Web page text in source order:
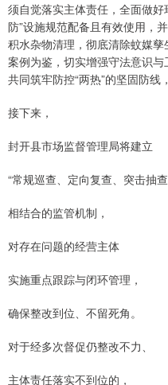
须自觉落实主体责任，全面做
防”设施规范配备且有效使用，
积水杂物清理，彻底清除蚊媒
案例为鉴，切实增强守法意识
共同筑牢防控“两热”的坚固防线
接下来，
封开县市场监督管理局将建立
“常规巡查、定向复查、突击抽
相结合的监管机制，
对存在问题的经营主体
实施重点跟踪与闭环管理，
确保整改到位、不留死角。
对于经多次督促仍整改不力、
主体责任落实不到位的，